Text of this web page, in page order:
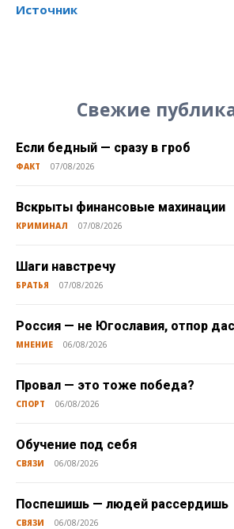
Источник
Свежие
Если бедный — сразу в гроб
ФАКТ 07/08/2026
Вскрыты финансовые махинации
КРИМИНАЛ 07/08/2026
Шаги навстречу
БРАТЬЯ 07/08/2026
Россия — не Югославия, отпор
МНЕНИЕ 06/08/2026
Провал — это тоже победа?
СПОРТ 06/08/2026
Обучение под себя
СВЯЗИ 06/08/2026
Поспешишь — людей рассердишь
СВЯЗИ 06/08/2026